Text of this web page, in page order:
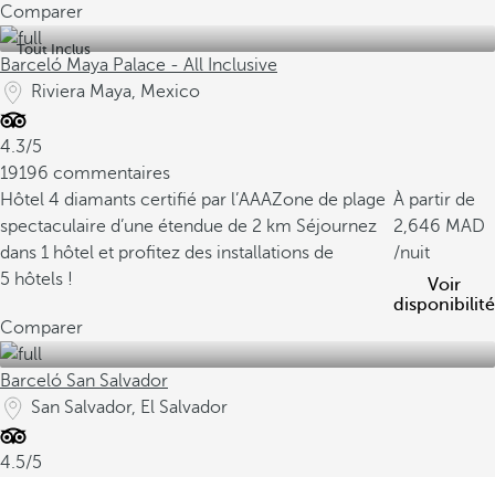
Comparer
Tout Inclus
Barceló Maya Palace - All Inclusive
Riviera Maya, Mexico
4.3/5
19196 commentaires
Hôtel 4 diamants certifié par l’AAAZone de plage
spectaculaire d’une étendue de 2 km Séjournez
dans 1 hôtel et profitez des installations de
5 hôtels !
À partir de
2,646
/nuit
Voir
disponibilité
Comparer
Barceló San Salvador
San Salvador, El Salvador
4.5/5